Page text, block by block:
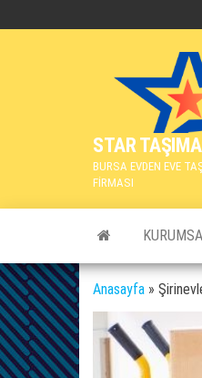
STAR
BURSA EVDEN EVE
FİRMASI
Anasayfa »